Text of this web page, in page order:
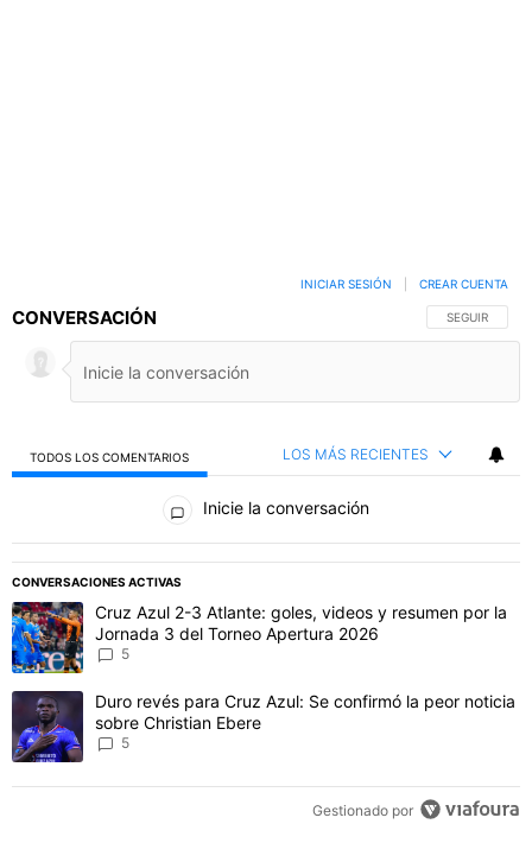
CONVERSACIÓN SIGA ESTA
SEGUIR
INICIAR SESIÓN CREAR CUENTA
TODOS LOS COMENTARIOS LOS MÁS RECIENTES
Todos los comentarios
Inicie la conversación
CONVERSACIONES ACTIVAS
Este listado muestra los artículos con más comentarios en los
Un artículo de tendencia con el título "Cruz Azul 2-3 Atlante:
Cruz Azul 2-3 Atlante: goles, videos y resumen por la
Jornada 3 del Torneo Apertura 2026
Un artículo de tendencia con el título "Duro revés para Cruz
Duro revés para Cruz Azul: Se confirmó la peor noticia